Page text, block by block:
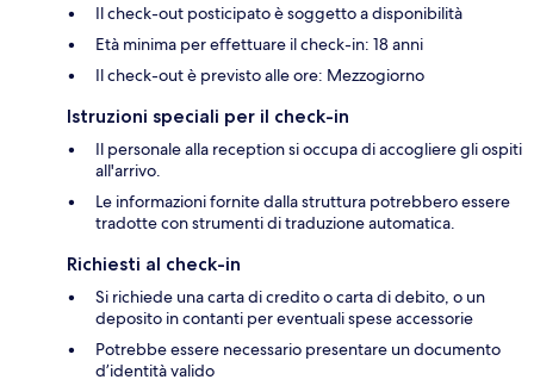
Il check-out posticipato è soggetto a disponibilità
Età minima per effettuare il check-in: 18 anni
Il check-out è previsto alle ore: Mezzogiorno
Istruzioni speciali per il check-in
Il personale alla reception si occupa di accogliere gli ospiti
all'arrivo.
Le informazioni fornite dalla struttura potrebbero essere
tradotte con strumenti di traduzione automatica.
Richiesti al check-in
Si richiede una carta di credito o carta di debito, o un
deposito in contanti per eventuali spese accessorie
Potrebbe essere necessario presentare un documento
d’identità valido